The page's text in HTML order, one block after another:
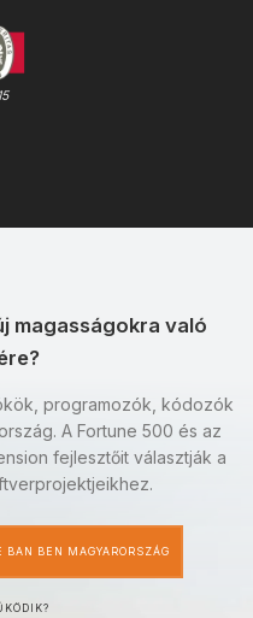
magasságokra való
programozók, kódozók
A Fortune 500 és az
fejlesztőit választják a
BEN MAGYARORSZÁG